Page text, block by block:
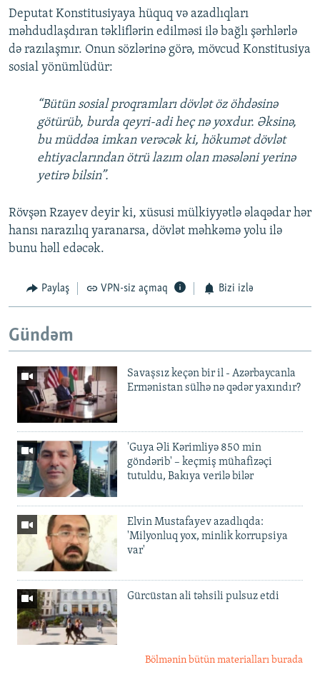
Deputat Konstitusiyaya hüquq və azadlıqları
məhdudlaşdıran təkliflərin edilməsi ilə bağlı şərhlərlə
də razılaşmır. Onun sözlərinə görə, mövcud Konstitusiya
sosial yönümlüdür:
“Bütün sosial proqramları dövlət öz öhdəsinə
götürüb, burda qeyri-adi heç nə yoxdur. Əksinə,
bu müddəa imkan verəcək ki, hökumət dövlət
ehtiyaclarından ötrü lazım olan məsələni yerinə
yetirə bilsin”.
Rövşən Rzayev deyir ki, xüsusi mülkiyyətlə əlaqədar hər
hansı narazılıq yaranarsa, dövlət məhkəmə yolu ilə
bunu həll edəcək.
Paylaş VPN-siz açmaq Bizi izlə
Gündəm
Savaşsız keçən bir il - Azərbaycanla
Ermənistan sülhə nə qədər yaxındır?
'Guya Əli Kərimliyə 850 min
göndərib' – keçmiş mühafizəçi
tutuldu, Bakıya verilə bilər
Elvin Mustafayev azadlıqda:
'Milyonluq yox, minlik korrupsiya
var'
Gürcüstan ali təhsili pulsuz etdi
Bölmənin bütün materialları burada